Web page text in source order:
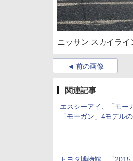
ニッサン スカイライ
前の画像
関連記事
エスシーアイ、「モー
「モーガン」4モデル
トヨタ博物館、「